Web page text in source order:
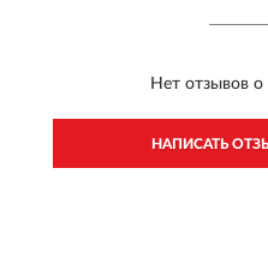
Нет отзывов
НАПИСАТЬ